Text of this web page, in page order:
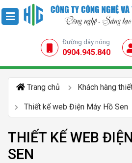
Đường dây nóng
0904.945.840
Trang chủ Khách hàng
Thiết kế web Điện Máy Hồ Sen
THIẾT KẾ WEB
SEN